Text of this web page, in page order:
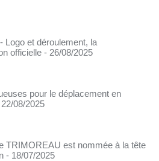
Logo et déroulement, la
officielle - 26/08/2025
pour le déplacement en
08/2025
TRIMOREAU est nommée à la tête
- 18/07/2025